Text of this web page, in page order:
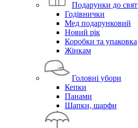
Подарунки до свят
Годівнички
Мед подарунковий
Новий рік
Коробки та упаковка
Жінкам
Головні убори
Кепки
Панами
Шапки, шарфи